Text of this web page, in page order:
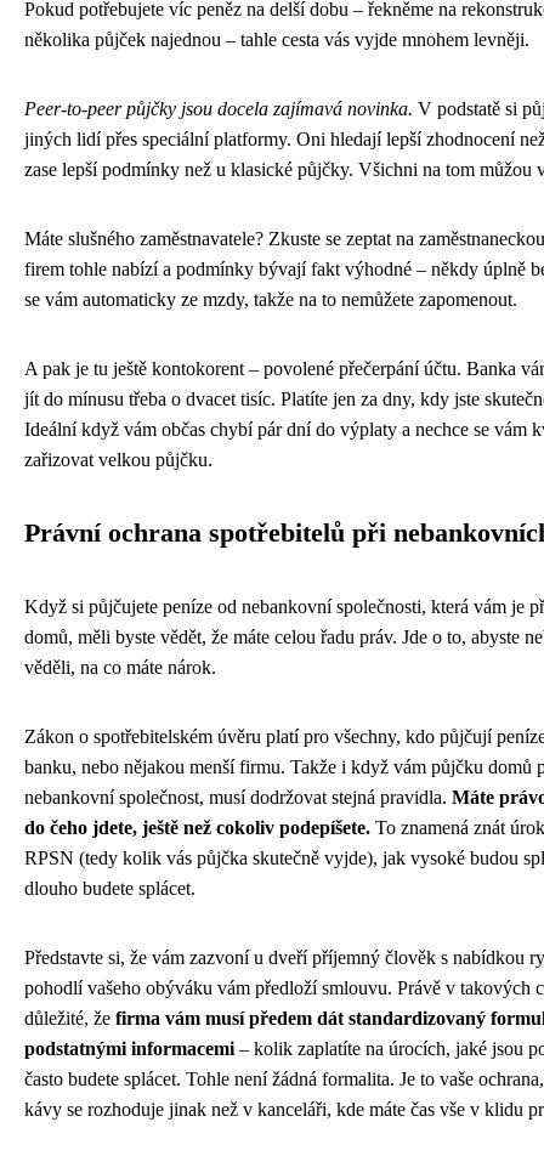
Pokud potřebujete víc peněz na delší dobu – řekněme na
několika půjček najednou – tahle cesta vás vyjde mnohem levněji.
Peer-to-peer půjčky jsou docela zajímavá novinka. V podstatě si
jiných lidí přes speciální platformy. Oni hledají lepší zhodnocení
zase lepší podmínky než u klasické půjčky. Všichni na tom můžou
Máte slušného zaměstnavatele? Zkuste se zeptat na
firem tohle nabízí a podmínky bývají fakt výhodné – někdy úplně
se vám automaticky ze mzdy, takže na to nemůžete zapomenout.
A pak je tu ještě kontokorent – povolené přečerpání účtu. Banka
jít do mínusu třeba o dvacet tisíc. Platíte jen za dny, kdy jste
Ideální když vám občas chybí pár dní do výplaty a nechce se vám
zařizovat velkou půjčku.
Právní ochrana spotřebitelů při
Když si půjčujete peníze od nebankovní společnosti, která vám je
domů, měli byste vědět, že máte celou řadu práv. Jde o to, abyste
věděli, na co máte nárok.
Zákon o spotřebitelském úvěru platí pro všechny, kdo půjčují
banku, nebo nějakou menší firmu. Takže i když vám půjčku domů
nebankovní společnost, musí dodržovat stejná pravidla. Máte
do čeho jdete, ještě než cokoliv podepíšete. To znamená znát
RPSN (tedy kolik vás půjčka skutečně vyjde), jak vysoké budou
dlouho budete splácet.
Představte si, že vám zazvoní u dveří příjemný člověk s nabídkou
pohodlí vašeho obýváku vám předloží smlouvu. Právě v takových
důležité, že firma vám musí předem dát standardizovaný
podstatnými informacemi – kolik zaplatíte na úrocích, jaké jsou
často budete splácet. Tohle není žádná formalita. Je to vaše
kávy se rozhoduje jinak než v kanceláři, kde máte čas vše v klidu